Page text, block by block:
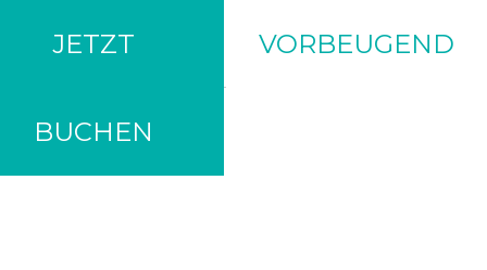
JETZT
BUCHEN
VORBEUGEND